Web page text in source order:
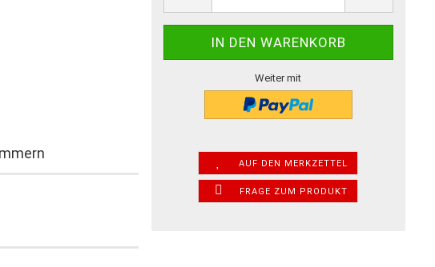
Weiter mit
AUF DEN MERKZETTEL
FRAGE ZUM PRODUKT